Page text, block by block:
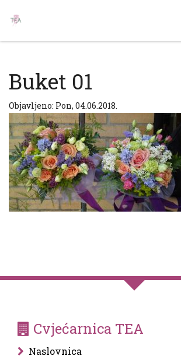
Buket 01
Objavljeno: Pon, 04.06.2018.
Cvjećarnica TEA
Naslovnica